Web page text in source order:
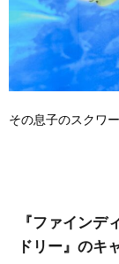
その息子のスクワ
『ファインデ
ドリー』のキ